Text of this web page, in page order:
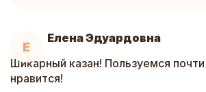
Е
Елена Эдуардовна
Шикарный казан! Пользуемся
нравится!